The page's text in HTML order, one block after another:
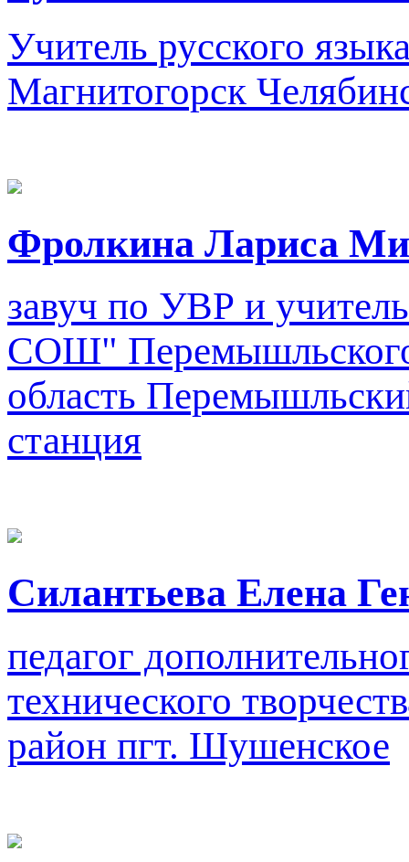
Учитель русского
Магнитогорск
Фролкина Лариса
завуч по УВР и
СОШ" Перемышльского
область
станция
Силантьева Елена
педагог
технического
район пгт. Шушенское